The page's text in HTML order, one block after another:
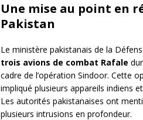
Une mise au point en
Pakistan
Le ministère pakistanais de la
trois avions de combat Rafale
cadre de l’opération Sindoor. Cette
impliqué plusieurs appareils indiens
Les autorités pakistanaises ont
plusieurs intrusions en profondeur.